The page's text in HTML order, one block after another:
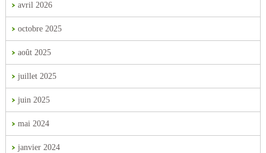
avril 2026
octobre 2025
août 2025
juillet 2025
juin 2025
mai 2024
janvier 2024